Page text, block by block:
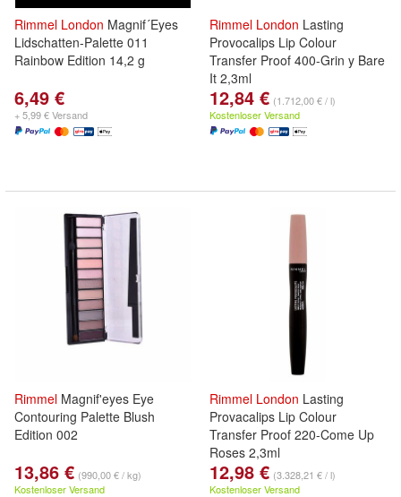
Rimmel London Magnif´Eyes
Lidschatten-Palette 011
Rainbow Edition 14,2 g
6,49 €
+ 5,99 € Versand
Rimmel London Lasting
Provocalips Lip Colour
Transfer Proof 400-Grin y Bare
It 2,3ml
12,84 € (1.712,00 € / l)
Kostenloser Versand
Rimmel Magnif'eyes Eye
Contouring Palette Blush
Edition 002
13,86 € (990,00 € / kg)
Kostenloser Versand
Rimmel London Lasting
Provacalips Lip Colour
Transfer Proof 220-Come Up
Roses 2,3ml
12,98 € (3.328,21 € / l)
Kostenloser Versand